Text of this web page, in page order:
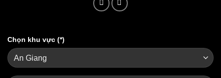
Chọn khu vực (*)